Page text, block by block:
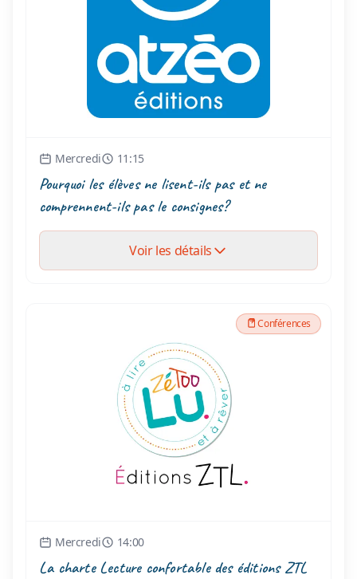
Mercredi 11:15
Pourquoi les élèves ne lisent-ils pas et ne
comprennent-ils pas le consignes?
Voir les détails
Conférences
Mercredi 14:00
La charte Lecture confortable des éditions ZTL